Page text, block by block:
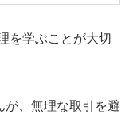
を学ぶことが大切
が、無理な取引を避